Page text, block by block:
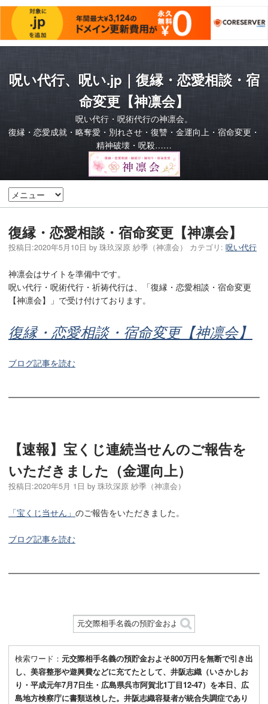
呪い代行、呪い.jp｜復縁・恋愛相談・宿
命変更【神凛会】
呪い代行・呪術代行の神凛会。
復縁・恋愛成就・略奪愛・別れさせ・復讐・金運向上・宿命変更・
精神破壊・呪殺……
復縁・恋愛相談・宿命変更【神凛会】
投稿日:2020年5月10日 by 珠玖深原 紗季（神凛会） カテゴリ: 呪い代行
神凛会はサイトを準備中です。
呪い代行・呪術代行・祈祷代行は、「復縁・恋愛相談・宿命変更
【神凛会】」で受け付けております。
復縁・恋愛相談・宿命変更【神凛会】
ブログ記事を読む
【速報】宝くじ連続当せんのご報告を
いただきました（金運向上）
投稿日:2020年5月 1日 by 珠玖深原 紗季（神凛会）
「宝くじ当せん」 のご報告をいただきました。
ブログ記事を読む
検索ワード： 元交際相手名義の預貯金およそ800万円を無断で引き出
し、美容整形や遊興費などに充てたとして、井阪志織（いさかしお
り・平成元年7月7日生・広島県呉市阿賀北1丁目12-47）を本日、広
島地方検察庁に書類送検した。井阪志織容疑者が統合失調症であり